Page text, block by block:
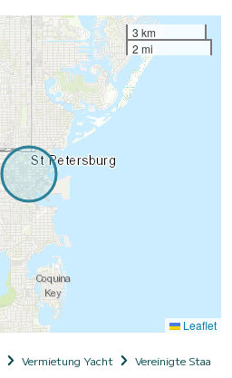
3 km
2 mi
Leaflet
Vermietung Yacht Vereinigte Staaten